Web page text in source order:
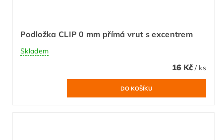
Podložka CLIP 0 mm přímá vrut s excentrem
Skladem
16 Kč / ks